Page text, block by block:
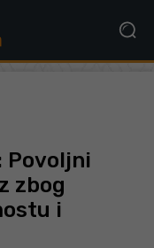
Povoljni
zbog
i